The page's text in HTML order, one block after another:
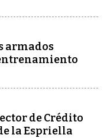
armados
de Crédito
la Espriella